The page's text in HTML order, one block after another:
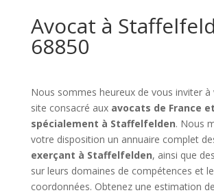
Avocat à
68850
Nous sommes heureux de vous inviter
site consacré aux avocats de France et
spécialement à Staffelfelden. Nous
votre disposition un annuaire complet
exerçant à Staffelfelden, ainsi que
sur leurs domaines de compétences et
coordonnées. Obtenez une estimation